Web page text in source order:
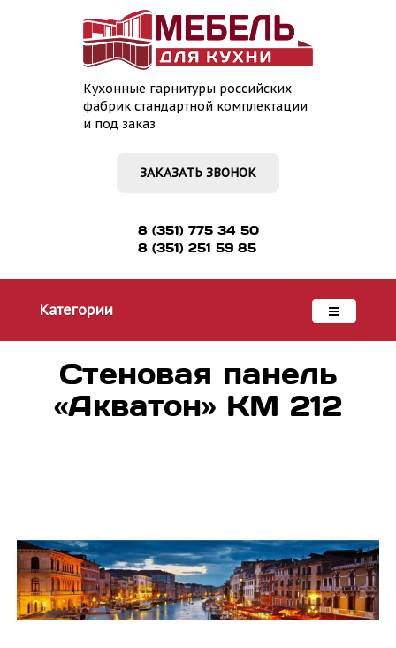
Кухонные гарнитуры российских
фабрик стандартной комплектации
и под заказ
ЗАКАЗАТЬ ЗВОНОК
8 (351) 775 34 50
8 (351) 251 59 85
Категории
Стеновая панель
«Акватон» КМ 212